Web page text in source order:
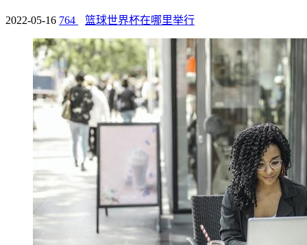
2022-05-16 764 篮球世界杯在哪里举行